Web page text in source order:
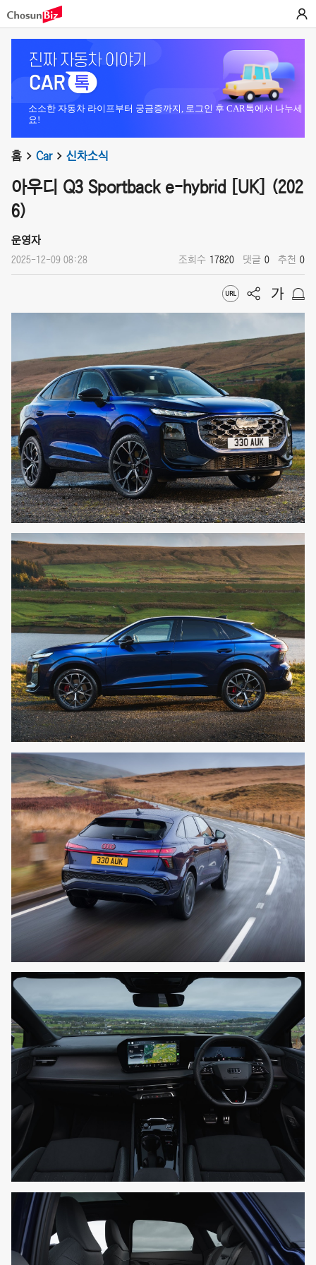
소소한 자동차 라이프부터 궁금증까지, 로그인 후 CAR톡에서 나누세
요!
홈 Car 신차소식
아우디 Q3 Sportback e-hybrid [UK] (202
6)
운영자
2025-12-09 08:28 조회수 17820 댓글 0 추천 0